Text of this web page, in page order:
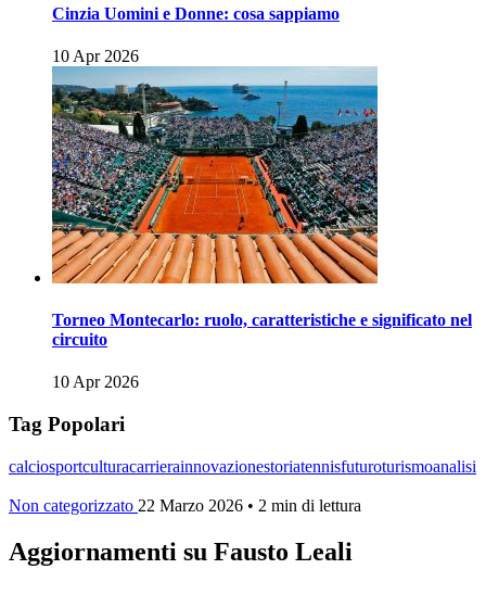
Cinzia Uomini e Donne: cosa sappiamo
10 Apr 2026
Torneo Montecarlo: ruolo, caratteristiche e significato nel
circuito
10 Apr 2026
Tag Popolari
calciosportculturacarrierainnovazionestoriatennisfuturoturismoanalisi
Non categorizzato 22 Marzo 2026 • 2 min di lettura
Aggiornamenti su Fausto Leali